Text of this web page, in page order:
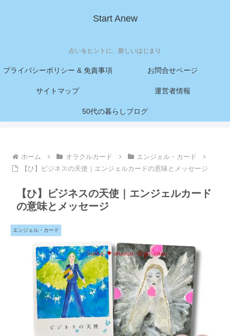
Start Anew
占いをヒントに、新しいはじまり
プライバシーポリシー & 免責事項 お問合せページ
サイトマップ 運営者情報
50代の暮らしブログ
ホーム オラクルカード
エンジェル・カード
【ひ】ビジネスの天使｜エンジェルカードの意味とメッセージ
【ひ】ビジネスの天使｜エンジェルカード
の意味とメッセージ
エンジェル・カード